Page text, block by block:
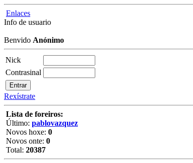
Enlaces
Info de usuario
Benvido Anónimo
Nick
Contrasinal
Rexístrate
Lista de foreiros:
Último: pablovazquez
Novos hoxe: 0
Novos onte: 0
Total: 20387